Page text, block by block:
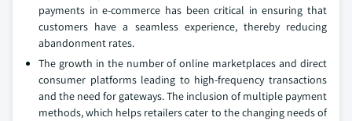
payments in e-commerce has been critical in ensuring that
customers have a seamless experience, thereby reducing
abandonment rates.
The growth in the number of online marketplaces and direct
consumer platforms leading to high-frequency transactions
and the need for gateways. The inclusion of multiple payment
methods, which helps retailers cater to the changing needs of